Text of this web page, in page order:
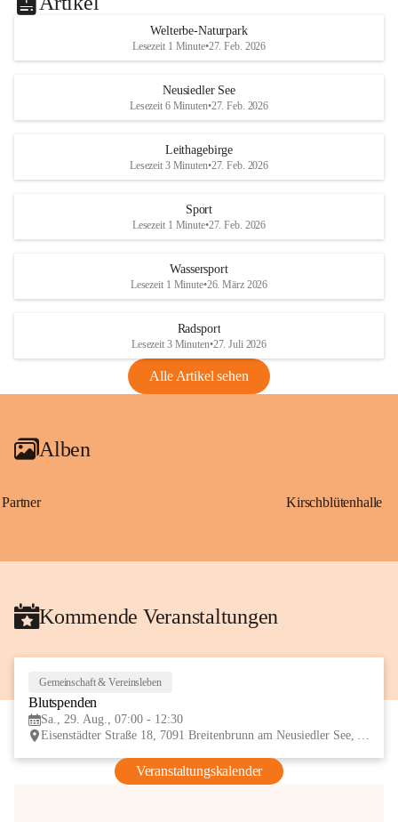
s
d
S
Weinbaugesetz sind nicht gepflegte oder
unzulässige Weingärten zu roden! Bitte
helfen wir zusammen um unsere Winzer
vor den prognostizierten Ernteausfällen
und den daraus folgenden wirtschaftlichen
Maßnahmen zur Bekämpfung
Rebe und der Amerikanischen
Anhang VBl. EU Nr. 18
1 Seite•1,4 MB
VBl. EU Nr. 18_2026
e
d
r
S
Welterbe-Naturpark
Lesezeit 1 Minute•27. Feb. 2026
Neusiedler See
Lesezeit 6 Minuten•27. Feb. 2026
Leithagebirge
Lesezeit 3 Minuten•27. Feb. 2026
Sport
Lesezeit 1 Minute•27. Feb. 2026
Wassersport
Lesezeit 1 Minute•26. März 2026
Radsport
Lesezeit 3 Minuten•27. Juli 2026
Alle Artikel sehen
Alben
Partner Kirschblütenhalle
Kommende Veranstaltungen
Gemeinschaft & Vereinsleben
Blutspenden
Sa., 29. Aug., 07:00 - 12:30
Eisenstädter Straße 18, 7091 Breitenbrunn am Neusiedler See, AUT
Veranstaltungskalender